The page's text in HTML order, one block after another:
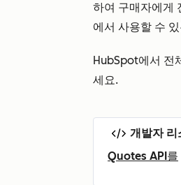
하여 구매자에게
에서 사용할 수
HubSpot에서 전
세요.
개발자 리
Quotes API를